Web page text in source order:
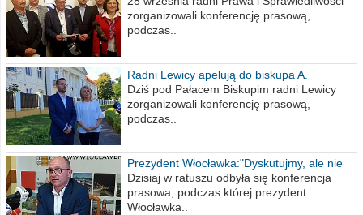
zorganizowali konferencję prasową,
podczas..
Radni Lewicy apelują do biskupa A.
Wiesława Meringa
Dziś pod Pałacem Biskupim radni Lewicy
zorganizowali konferencję prasową,
podczas..
Prezydent Włocławka:"Dyskutujmy, ale nie
obrażajmy się”
Dzisiaj w ratuszu odbyła się konferencja
prasowa, podczas której prezydent
Włocławka..